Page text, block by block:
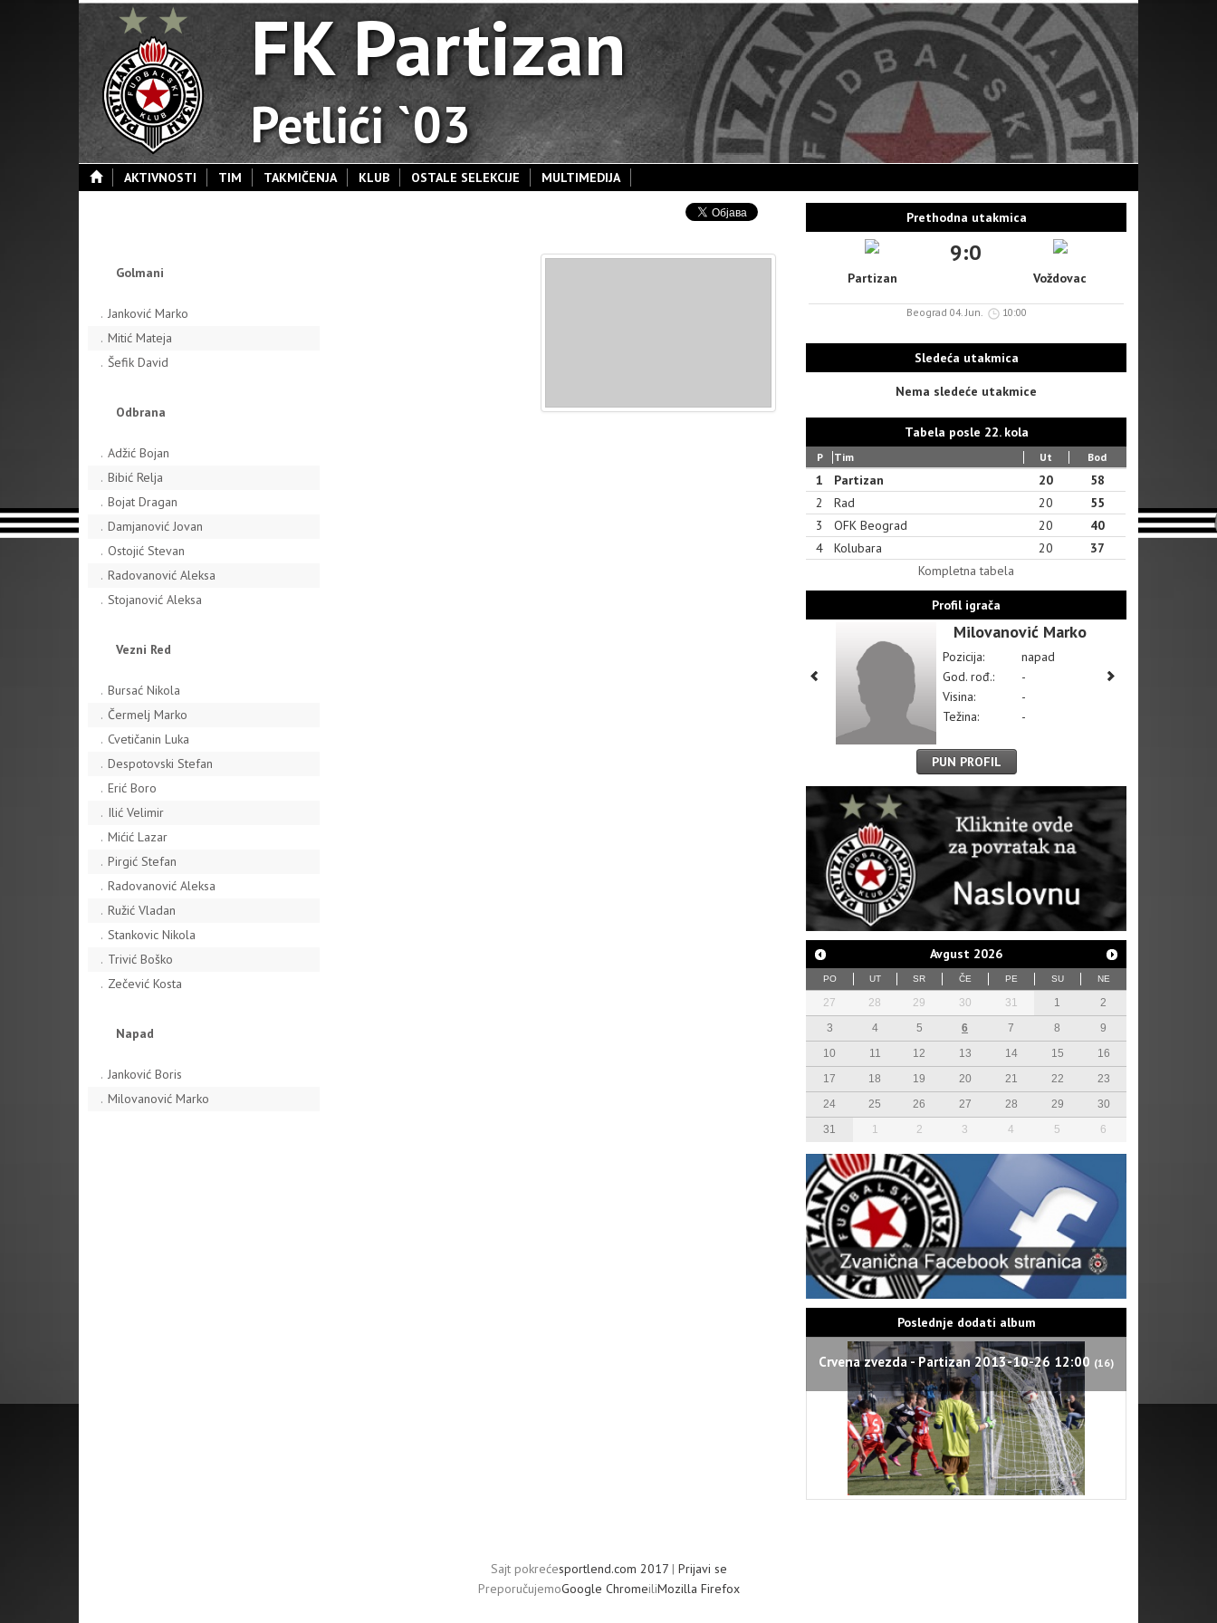
FK Partizan
Petlići `03
AKTIVNOSTI TIM TAKMIČENJA KLUB OSTALE SELEKCIJE MULTIMEDIJA
Golmani
. Janković Marko
. Mitić Mateja
. Šefik David
Odbrana
. Adžić Bojan
. Bibić Relja
. Bojat Dragan
. Damjanović Jovan
. Ostojić Stevan
. Radovanović Aleksa
. Stojanović Aleksa
Vezni Red
. Bursać Nikola
. Čermelj Marko
. Cvetičanin Luka
. Despotovski Stefan
. Erić Boro
. Ilić Velimir
. Mićić Lazar
. Pirgić Stefan
. Radovanović Aleksa
. Ružić Vladan
. Stankovic Nikola
. Trivić Boško
. Zečević Kosta
Napad
. Janković Boris
. Milovanović Marko
Prethodna utakmica
9:0
Partizan Voždovac
Beograd 04. Jun. 10:00
Sledeća utakmica
Nema sledeće utakmice
Tabela posle 22. kola
P Tim Ut Bod
1 Partizan 20
58
2
Rad 20
55
3
OFK Beograd 20
40
4
Kolubara 20
37
Kompletna tabela
Profil igrača
Milovanović Marko
Pozicija:
napad
God. rođ.:
-
Visina:
-
Težina:
-
PUN PROFIL
Avgust 2026
PO UT SR ČE PE SU NE
27 28 29 30 31 1
2
3
4 5 6 7 8
9
10
11 12 13 14 15
16
17
18 19 20 21 22
23
24
25 26 27 28 29
30
31
1 2 3 4 5 6
Poslednje dodati album
Crvena zvezda - Partizan 2013-10-26 12:00 (16)
Sajt pokrećesportlend.com 2017| Prijavi se
PreporučujemoGoogle ChromeiliMozilla Firefox